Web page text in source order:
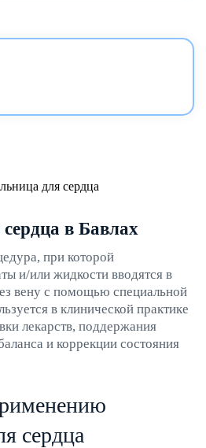
в Бавлах
при которой
и/или жидкости вводятся в
вену с помощью специальной
в клинической практике
лекарств, поддержания
и коррекции состояния
сердца